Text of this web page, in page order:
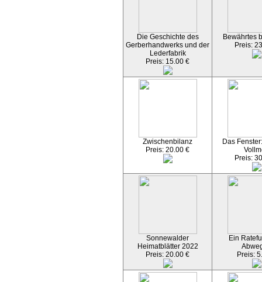
Die Geschichte des
Gerberhandwerks und der
Lederfabrik
Preis: 15.00 €
Bewährtes
Preis:
Zwischenbilanz
Preis: 20.00 €
Das
Preis:
Sonnewalder
Heimatblätter 2022
Preis: 20.00 €
Ein
Preis: